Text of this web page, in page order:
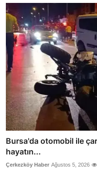
Bursa'da otomobil ile
hayatın...
Çerkezköy Haber Ağustos 5, 2026